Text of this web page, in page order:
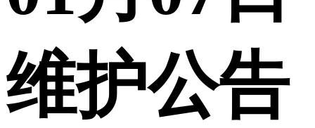
维护公告